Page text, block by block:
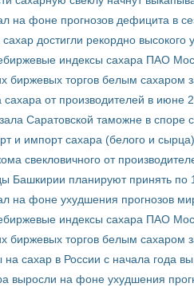
на фоне прогнозов дефицита в
достигли рекордно высокого
индексы сахара ПАО
биржевых торгов белым сахаром
сахара от производителей в июне
Саратовской таможне в
и импорт сахара (белого и
свекловичного от
Башкирии планируют принять по
на фоне ухудшения прогнозов
индексы сахара ПАО
биржевых торгов белым сахаром
сахар в России с начала года
выросли на фоне ухудшения